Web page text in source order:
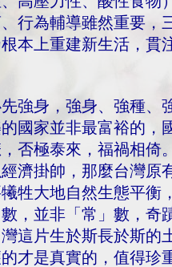
行為輔導雖然重要，
本上重建新生活，貫
強身，強身、強種、
國家並非最富裕的，
否極泰來，福禍相倚
經濟掛帥，那麼台灣
牲大地自然生態平衡
，並非「常」數，奇
這片生於斯長於斯的
才是真實的，值得珍